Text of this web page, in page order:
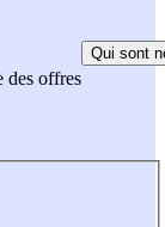
des offres
Qui sont